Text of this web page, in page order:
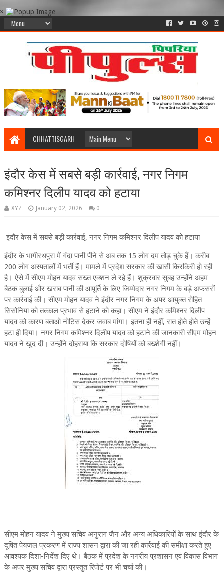
×
CHHATTISGARH
इंदौर केस में सबसे बड़ी कार्रवाई, नगर निगम
कमिश्नर दिलीप यादव को हटाया
XYZ January 02, 2026 0
इंदौर केस में सबसे बड़ी कार्रवाई, नगर निगम कमिश्नर दिलीप यादव को हटाया
इंदौर के भागीरथपुरा में गंदा पानी पीने से अब तक 15 लोग दम तोड़ चुके हैं। करीब
200 लोग अस्पतालों में भर्ती हैं। मामले में प्रदेश सरकार की खासी किरकिरी हो रही
है। ऐसे में सीएम मोहन यादव सख्त एक्शन ले रहे हैं। शुक्रवार सुबह उन्होंने अहम
बैठक बुलाई और खराब पानी की आपूर्ति के लिए जिम्मेदार नगर निगम के बड़े अफसरों
पर कार्रवाई की। सीएम मोहन यादव ने इंदौर नगर निगम के अपर आयुक्त रोहित
सिसोनिया को तत्काल प्रभाव से हटाने को कहा। सीएम ने इंदौर कमिश्नर दिलीप
यादव को कारण बताओ नोटिस देकर जवाब मांगा। इतना ही नहीं, रात होते होते उन्हें
हटा ही दिया। नगर निगम कमिश्नर दिलीप यादव को हटाने की जानकारी सीएम मोहन
यादव ने खुद दी। उन्होंने दोहराया कि सरकार दोषियों को बख्शेगी नहीं।
सीएम मोहन यादव ने मुख्य सचिव अनुराग जैन और अन्य अधिकारियों के साथ इंदौर के
दूषित पेयजल प्रकरण में राज्य शासन द्वारा की जा रही कार्रवाई की समीक्षा करते हुए
आवश्यक दिशा-निर्देश दिए थे। बैठक में प्रदेश के नगरीय प्रशासन एवं विकास विभाग
के अपर मुख्य सचिव द्वारा प्रस्तुत रिपोर्ट पर भी चर्चा की।